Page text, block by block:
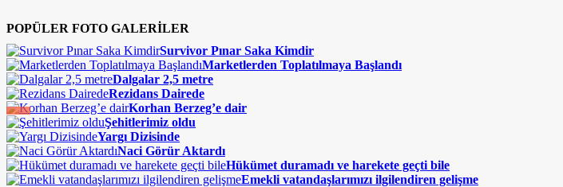
POPÜLER FOTO GALERİLER
Survivor Pınar Saka Kimdir
Marketlerden Toplatılmaya Başlandı
Dalgalar 2,5 metre
Rezidans Dairede
Korhan Berzeg’e dair
Şehitlerimiz oldu
Yargı Dizisinde
Naci Görür Aktardı
Hükümet duramadı ve harekete geçti bile
Emekli vatandaşlarımızı ilgilendiren gelişme